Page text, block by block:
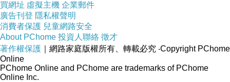
買網址 虛擬主機 企業郵件
廣告刊登 隱私權聲明
消費者保護 兒童網路安全
About PChome 投資人聯絡 徵才
著作權保護 ｜網路家庭版權所有、轉載必究 ‧Copyright PChome
Online
PChome Online and PChome are trademarks of PChome
Online Inc.